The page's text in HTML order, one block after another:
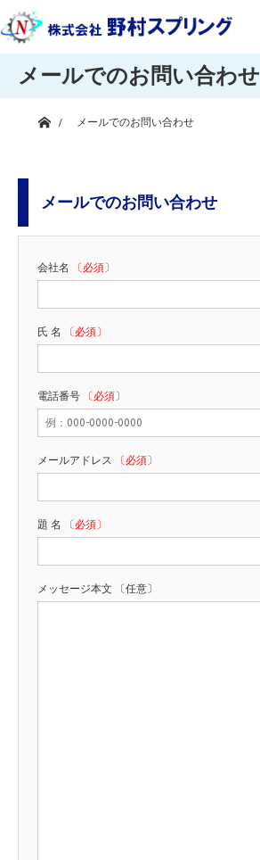
メールでのお問い合わせ
ホームメールでのお問い合わせ
メールでのお問い合わせ
会社名 〔必須〕
氏 名 〔必須〕
電話番号 〔必須〕
メールアドレス 〔必須〕
題 名 〔必須〕
メッセージ本文 〔任意〕